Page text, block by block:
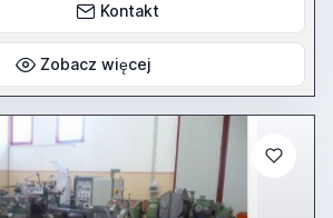
Kontakt
Zobacz więcej